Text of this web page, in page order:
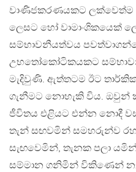
වාණිජකරණයකට ලක්වෙත්ම
ලෙසට හෝ වාමාංශිකයෙක්
සම්භාවනීයත්වය
උභතෝකෝටිකයකට
මැදිවුණි. ඇත්තටම ඊට
ගැනීමට නොහැකි විය. ඔවුන්
ජීවිතය එළියට එන්න නොදී
තැන් සඟවමින් සමහරුන්ව
සැඟවෙමින්, තැනක පලා
සම්මාන ගනිමින් විකිණෙන්